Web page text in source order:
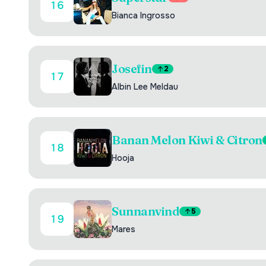
16
Bianca Ingrosso
17
Josefin 2
Albin Lee Meldau
18
Banan Melon Kiwi & Citron
Hooja
19
Sunnanvind 5
Mares